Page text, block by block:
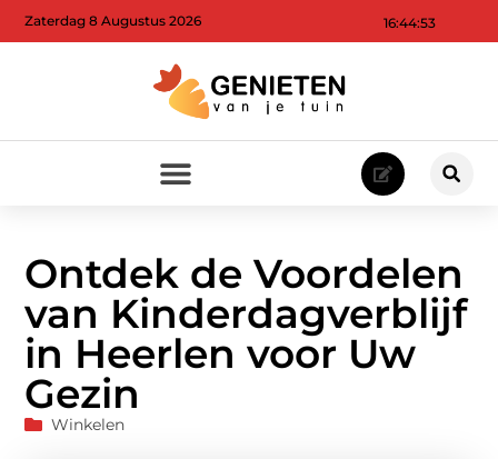
16:44:55
Zaterdag 8 Augustus 2026
Ontdek de Voordelen
van Kinderdagverblijf
in Heerlen voor Uw
Gezin
Winkelen